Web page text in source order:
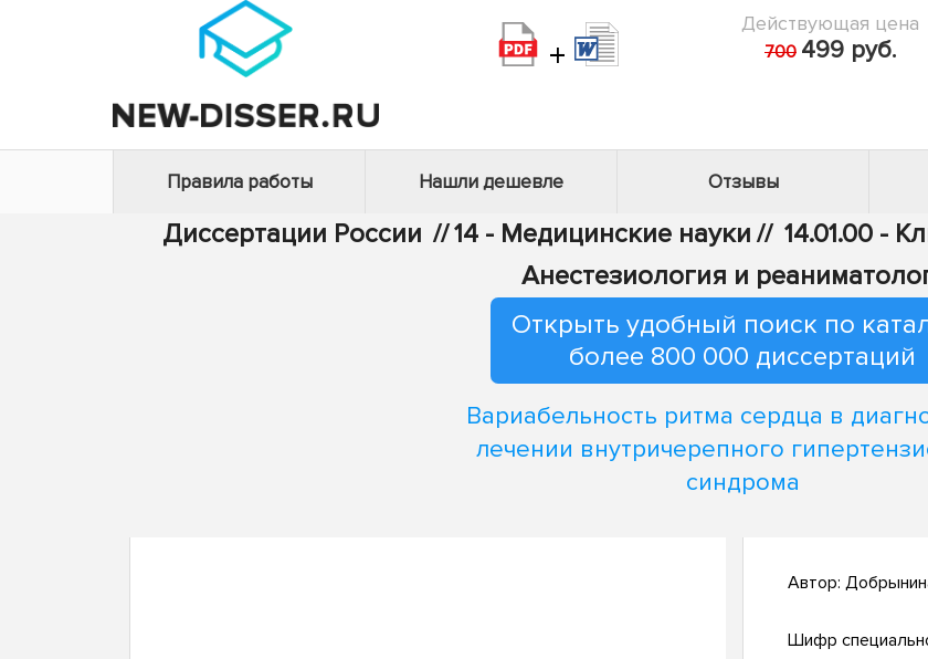
+
Действующая цена
700 499 руб.
Правила работы Нашли дешевле Отзывы
Диссертации России //14 - Медицинские науки // 14.01.00 -
Анестезиология и
Открыть удобный поиск по
более 800 000 диссертаций
Вариабельность ритма сердца в
лечении внутричерепного
синдрома
Автор:
Шифр